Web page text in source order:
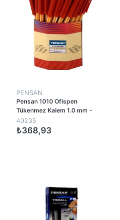
PENSAN
Pensan 1010 Ofispen
Tükenmez Kalem 1.0 mm -
Kırmızı (60 Adet)
40235
₺368,93